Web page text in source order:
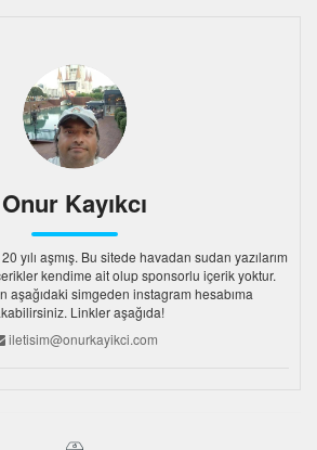
Onur Kayıkcı
yılı aşmış. Bu sitede havadan sudan yazılarım
kendime ait olup sponsorlu içerik yoktur.
aşağıdaki simgeden instagram hesabıma
Linkler aşağıda!
iletisim@onurkayikci.com